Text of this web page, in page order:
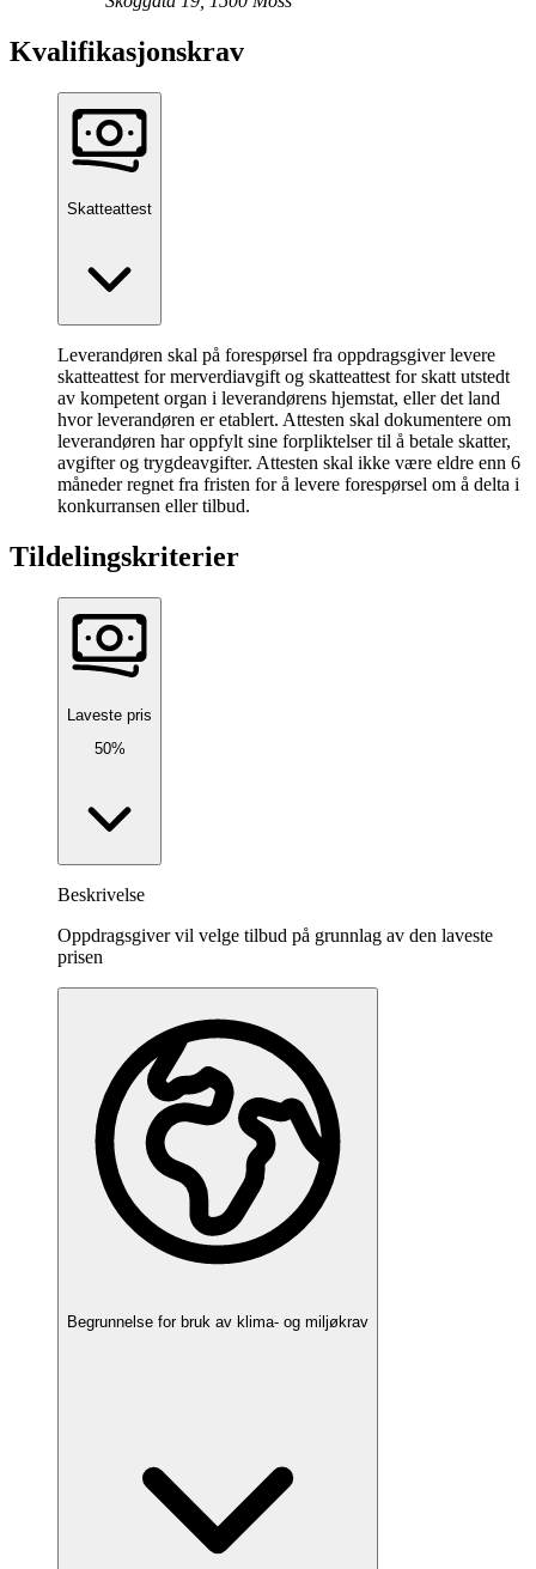
Kvalifikasjonskrav
Skatteattest
Leverandøren skal på forespørsel fra oppdragsgiver levere
skatteattest for merverdiavgift og skatteattest for skatt utstedt
av kompetent organ i leverandørens hjemstat, eller det land
hvor leverandøren er etablert. Attesten skal dokumentere om
leverandøren har oppfylt sine forpliktelser til å betale skatter,
avgifter og trygdeavgifter. Attesten skal ikke være eldre enn 6
måneder regnet fra fristen for å levere forespørsel om å delta i
konkurransen eller tilbud.
Tildelingskriterier
Laveste pris
50%
Beskrivelse
Oppdragsgiver vil velge tilbud på grunnlag av den laveste
prisen
Begrunnelse for bruk av klima- og miljøkrav